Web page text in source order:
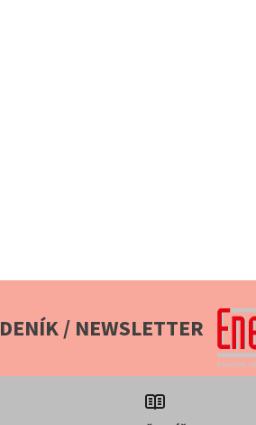
DENÍK / NEWSLETTER